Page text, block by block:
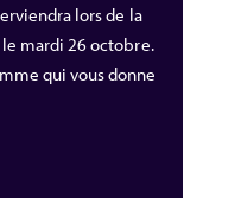
lors de la
mardi 26 octobre.
qui vous donne